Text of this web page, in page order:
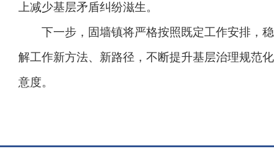
上减少基层矛盾纠纷滋生。
下一步，固墙镇将严格按照既定工作安排，稳
解工作新方法、新路径，不断提升基层治理规范
意度。